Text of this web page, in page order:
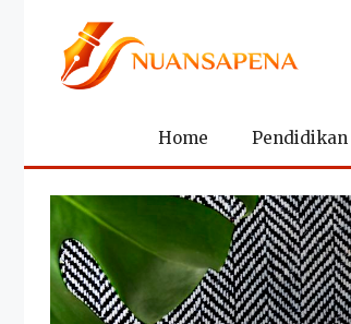
Home Pendidikan